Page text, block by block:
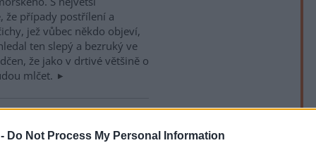
Do Not Process My Personal Information
že případy postřílení a
jež vůbec někdo objeví,
ten slepý a bezruký ve
že jako v drtivé většině o
mlčet.
v mezinárodní
roli